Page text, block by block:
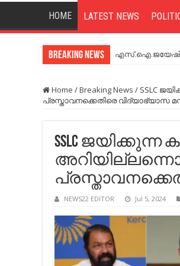
HOME LATEST NEWS
Breaking News
Home /Breaking News / SSLC
പ്രസ്താവനക്കെതിരെ വിദ്യാഭ്യാസ
SSLC
NEWS22 EDITOR Jul 5, 2024